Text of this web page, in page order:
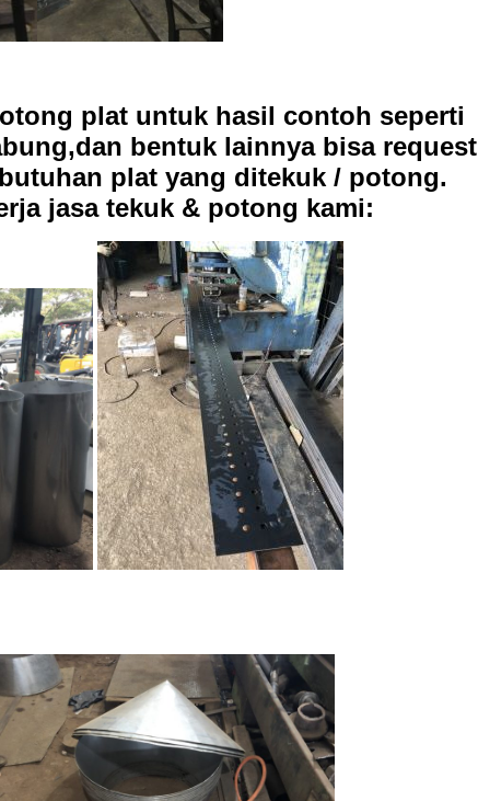
plat untuk hasil contoh seperti
bentuk lainnya bisa request
plat yang ditekuk / potong.
jasa tekuk & potong kami: